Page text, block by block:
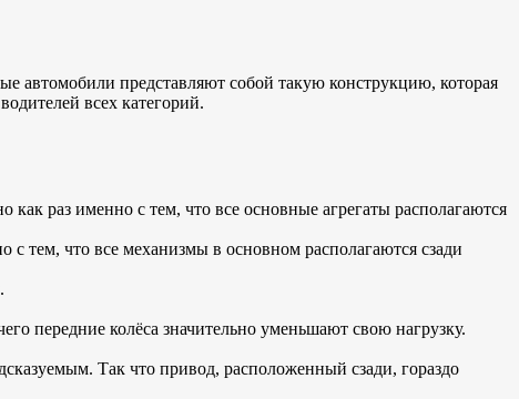
автомобили представляют собой такую конструкцию, которая
всех категорий.
раз именно с тем, что все основные агрегаты располагаются
тем, что все механизмы в основном располагаются сзади
передние колёса значительно уменьшают свою нагрузку.
Так что привод, расположенный сзади, гораздо